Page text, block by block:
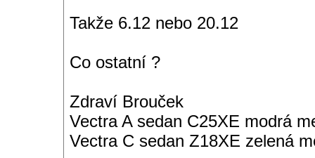
Takže 6.12 nebo 20.12
Co ostatní ?
Zdraví Brouček
Vectra A sedan C25XE modrá
Vectra C sedan Z18XE zelená